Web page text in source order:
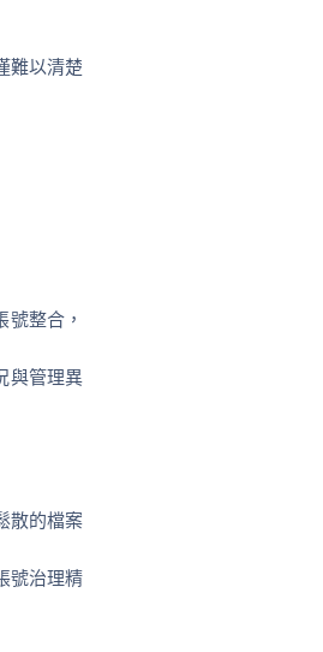
難以清楚
整合，
與管理異
散的檔案
號治理精